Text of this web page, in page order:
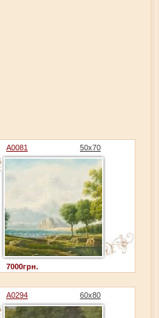
A0081 50x70
7000грн.
A0294 60x80